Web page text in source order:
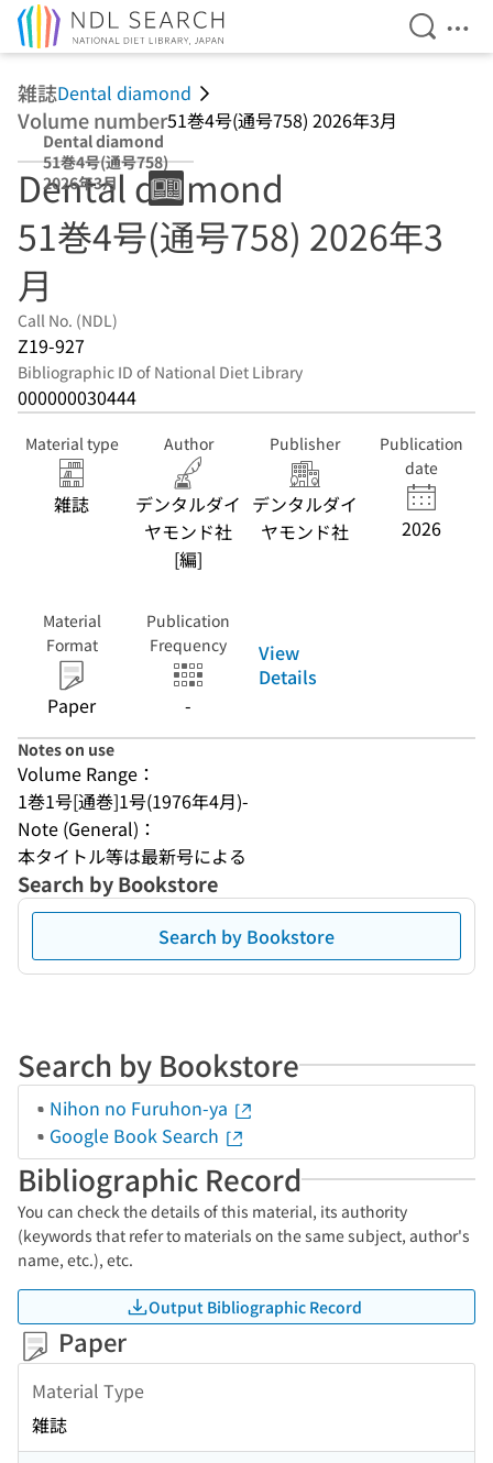
Open
雑誌Dental diamond
Volume number51巻4号(通号758) 2026年3月
Dental diamond
51巻4号(通号758)
2026年3月
Dental diamond
51巻4号(通号758) 2026年3
月
Call No. (NDL)
Z19-927
Bibliographic ID of National Diet Library
000000030444
Material type
雑誌
Author
デンタルダイ
ヤモンド社
[編]
Publisher
デンタルダイ
ヤモンド社
Publication
date
2026
Material
Format
Paper
Publication
Frequency
-
View
Details
Notes on use
Volume Range：
1巻1号[通巻]1号(1976年4月)-
Note (General)：
本タイトル等は最新号による
Search by Bookstore
Search by Bookstore
Search by Bookstore
Nihon no Furuhon-ya
Google Book Search
Bibliographic Record
You can check the details of this material, its authority
(keywords that refer to materials on the same subject, author's
name, etc.), etc.
Output Bibliographic Record
Paper
Material Type
雑誌